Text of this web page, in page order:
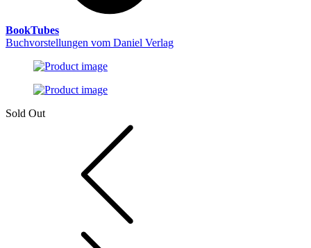
BookTubes
Buchvorstellungen vom Daniel Verlag
Sold Out